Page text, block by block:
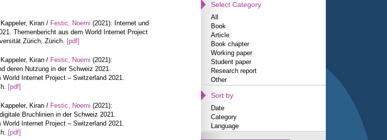
Select Category
All
Book
Article
Book chapter
Working paper
Student paper
Research report
Other
Sort by
Date
Category
Language
Kiran / Festic, Noemi (2021): Internet und
Themenbericht aus dem World Internet Project
Zürich, Zürich. [pdf]
Kiran / Festic, Noemi (2021):
deren Nutzung in der Schweiz 2021.
World Internet Project – Switzerland 2021.
[pdf]
Kiran / Festic, Noemi (2021):
Bruchlinien in der Schweiz 2021.
World Internet Project – Switzerland 2021.
[pdf]